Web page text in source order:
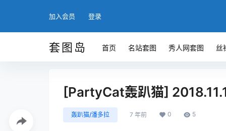
加入会员 登录
套图岛 首页 名站套图 秀人网套图 丝
[PartyCat轰趴猫]
轰趴猫/潘多拉 7 年前 0 5